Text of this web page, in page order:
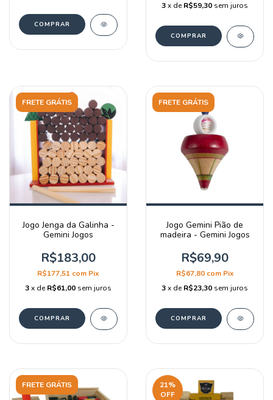
3x deR$59,30 sem juros
FRETE GRÁTIS
Jogo Jenga da Galinha -
Gemini Jogos
R$183,00
R$177,51 com Pix
3x deR$61,00 sem juros
FRETE GRÁTIS
Jogo Gemini Pião de
madeira - Gemini Jogos
R$69,90
R$67,80 com Pix
3x deR$23,30 sem juros
FRETE GRÁTIS 21%
OFF